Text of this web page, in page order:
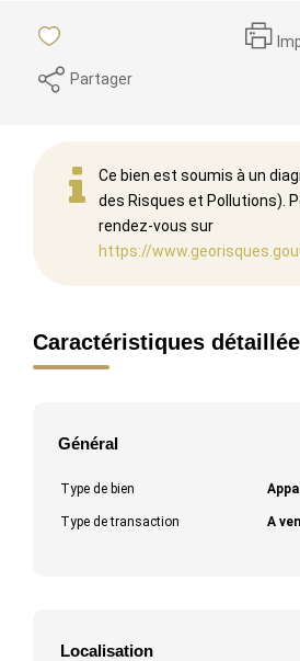
Partager
Ce bien est soumis à un
des Risques et Pollutions).
rendez-vous sur
https://
Caractéristiques
Général
Type de bien
Type de transaction A
Localisation